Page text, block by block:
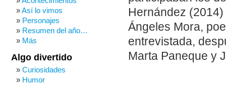
Hernández
Ángeles Mora,
entrevistada,
Marta Paneque y
Así lo vimos
Personajes
Resumen del año…
Más
Algo divertido
Curiosidades
Humor